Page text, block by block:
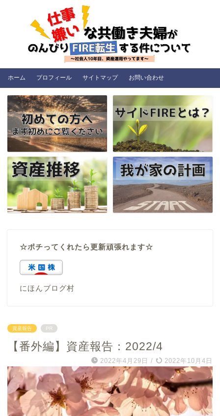
ホーム プロフィール サイトマップ お問い合わせ
☆ポチってくれたら更新頑張れます☆
にほんブログ村
資産報告 PR
【番外編】資産報告：2022/4
2022年4月29日 / 2022年10月4日